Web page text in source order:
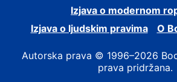
Izjava o modernom
Izjava o ljudskim pravima
O
Autorska prava © 1996–2026
prava pridržana.